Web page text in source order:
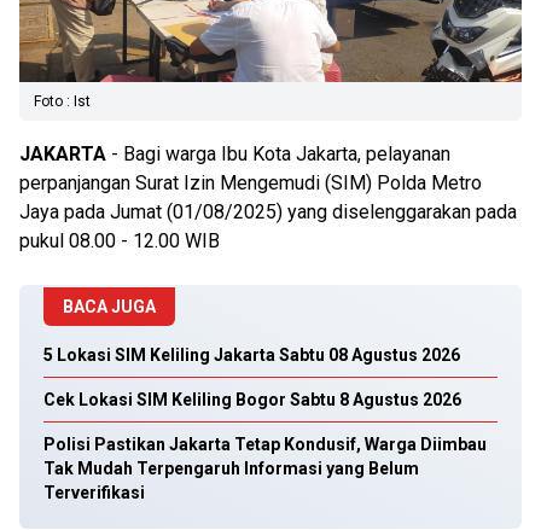
Foto : Ist
JAKARTA - Bagi warga Ibu Kota Jakarta, pelayanan
perpanjangan Surat Izin Mengemudi (SIM) Polda Metro
Jaya pada Jumat (01/08/2025) yang diselenggarakan pada
pukul 08.00 - 12.00 WIB
BACA JUGA
5 Lokasi SIM Keliling Jakarta Sabtu 08 Agustus 2026
Cek Lokasi SIM Keliling Bogor Sabtu 8 Agustus 2026
Polisi Pastikan Jakarta Tetap Kondusif, Warga Diimbau
Tak Mudah Terpengaruh Informasi yang Belum
Terverifikasi